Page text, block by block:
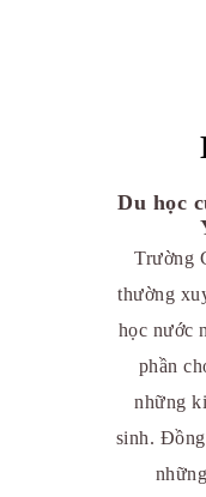
Du học
Trường
thường
học nước
phần
những
sinh.